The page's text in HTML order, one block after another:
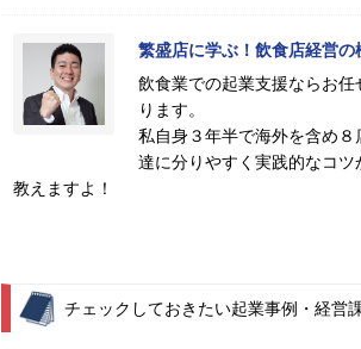
繁盛店に学ぶ！飲食店経営の
飲食業での起業支援ならお
ります。
私自身３年半で海外を含め
達に分りやすく実践的なコ
教えますよ！
チェックしておきたい起業事例・経営